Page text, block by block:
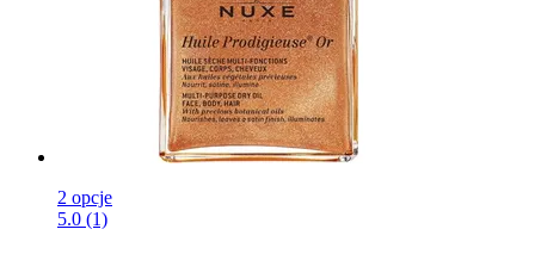
2 opcje
5.0 (1)